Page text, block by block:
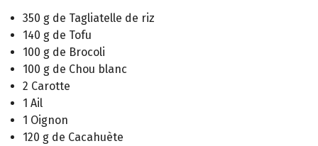
350 g de Tagliatelle de riz
140 g de Tofu
100 g de Brocoli
100 g de Chou blanc
2 Carotte
1 Ail
1 Oignon
120 g de Cacahuète